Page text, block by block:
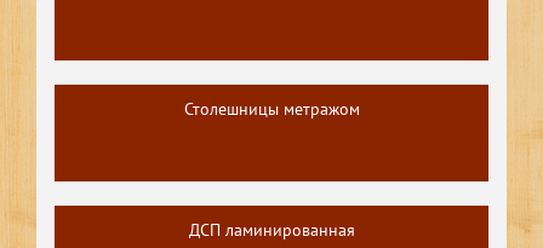
Столешницы метражом
ДСП ламинированная